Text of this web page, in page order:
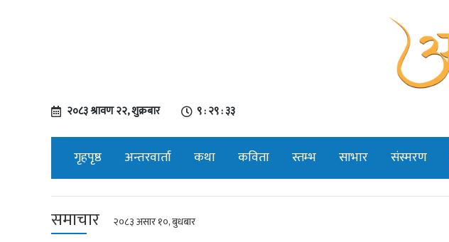
२०८३ श्रावण २२, शुक्रबार ९ : २९ : ३४
गृहपृष्ठ अन्तरवार्ता कथा कविता स्तम्भ साभार संस्मरण
समाचार २०८३ असार १०, बुधबार